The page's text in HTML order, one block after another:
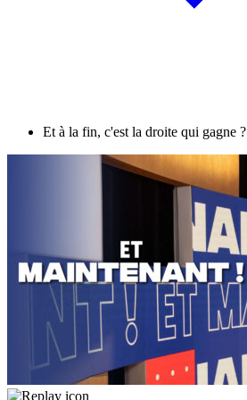
Et à la fin, c'est la droite qui gagne ?